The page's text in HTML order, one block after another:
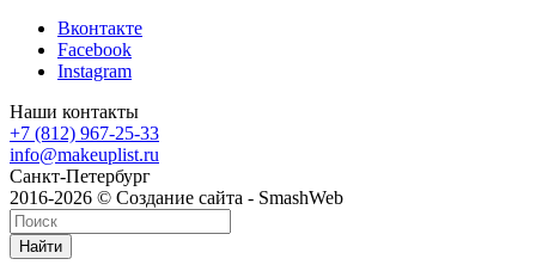
Вконтакте
Facebook
Instagram
Наши контакты
+7 (812) 967-25-33
info@makeuplist.ru
Санкт-Петербург
2016-2026 © Создание сайта - SmashWeb
Найти